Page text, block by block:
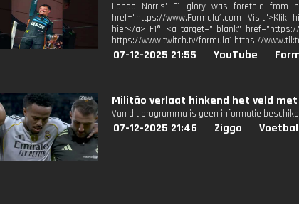
Lando Norris' F1 glory was foretold from
href="https://www.Formula1.com
hier</a> F1®: <a target="_blank"
https://www.twitch.tv/formula1 https://
07-12-2025 21:55 YouTube
Militão verlaat hinkend het veld
Van dit programma is geen informatie
07-12-2025 21:46 Ziggo